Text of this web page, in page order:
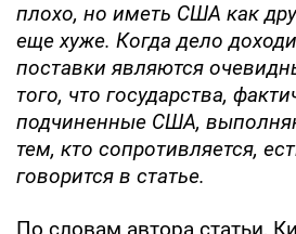
плохо, но иметь США как
еще хуже. Когда дело
поставки являются
того, что государства,
подчиненные США,
тем, кто сопротивляется,
говорится в статье.